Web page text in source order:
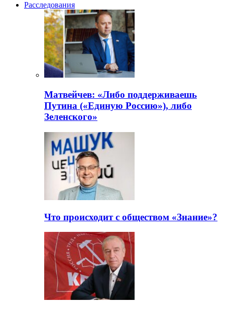
Расследования
Матвейчев: «Либо поддерживаешь
Путина («Единую Россию»), либо
Зеленского»
Что происходит с обществом «Знание»?